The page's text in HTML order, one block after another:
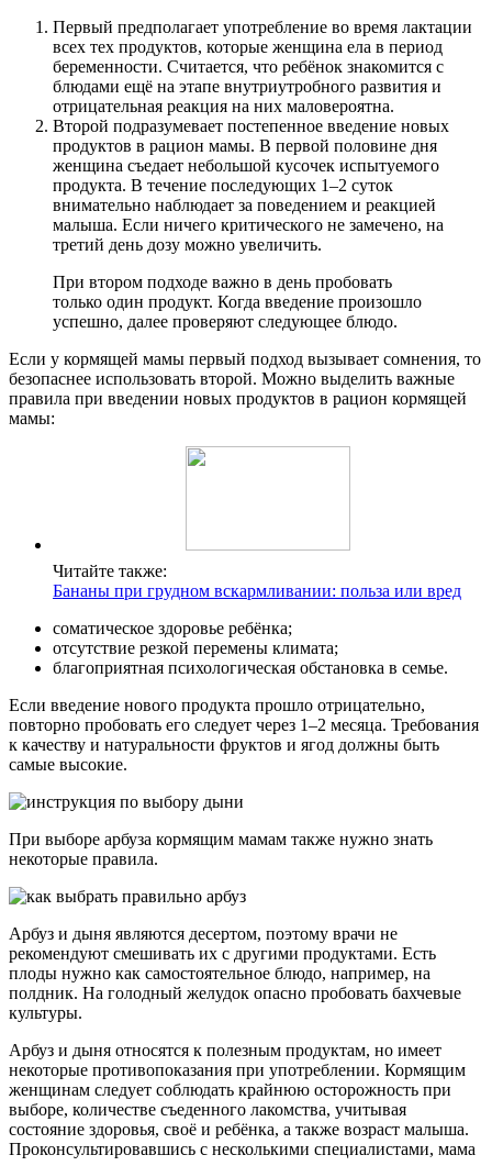
Первый предполагает употребление во время лактации
всех тех продуктов, которые женщина ела в период
беременности. Считается, что ребёнок знакомится с
блюдами ещё на этапе внутриутробного развития и
отрицательная реакция на них маловероятна.
Второй подразумевает постепенное введение новых
продуктов в рацион мамы. В первой половине дня
женщина съедает небольшой кусочек испытуемого
продукта. В течение последующих 1–2 суток
внимательно наблюдает за поведением и реакцией
малыша. Если ничего критического не замечено, на
третий день дозу можно увеличить.
При втором подходе важно в день пробовать
только один продукт. Когда введение произошло
успешно, далее проверяют следующее блюдо.
Если у кормящей мамы первый подход вызывает сомнения, то
безопаснее использовать второй. Можно выделить важные
правила при введении новых продуктов в рацион кормящей
мамы:
Читайте также:
Бананы при грудном вскармливании: польза или вред
соматическое здоровье ребёнка;
отсутствие резкой перемены климата;
благоприятная психологическая обстановка в семье.
Если введение нового продукта прошло отрицательно,
повторно пробовать его следует через 1–2 месяца. Требования
к качеству и натуральности фруктов и ягод должны быть
самые высокие.
При выборе арбуза кормящим мамам также нужно знать
некоторые правила.
Арбуз и дыня являются десертом, поэтому врачи не
рекомендуют смешивать их с другими продуктами. Есть
плоды нужно как самостоятельное блюдо, например, на
полдник. На голодный желудок опасно пробовать бахчевые
культуры.
Арбуз и дыня относятся к полезным продуктам, но имеет
некоторые противопоказания при употреблении. Кормящим
женщинам следует соблюдать крайнюю осторожность при
выборе, количестве съеденного лакомства, учитывая
состояние здоровья, своё и ребёнка, а также возраст малыша.
Проконсультировавшись с несколькими специалистами, мама